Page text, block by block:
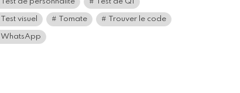
Test de personnalité Test de QI
Test visuel Tomate Trouver le code
WhatsApp